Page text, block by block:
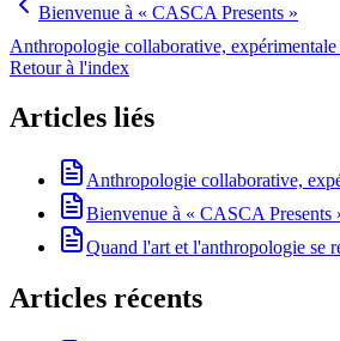
Bienvenue à « CASCA Presents »
Anthropologie collaborative,
Retour à l'index
Articles liés
Anthropologie collaborative,
Bienvenue à « CASCA Presents
Quand l'art et l'anthropologie se
Articles récents